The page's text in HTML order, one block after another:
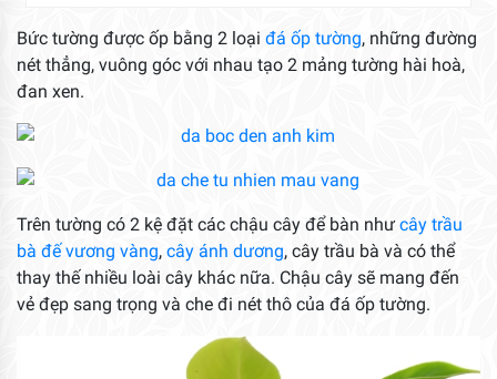
Bức tường được ốp bằng 2 loại đá ốp tường, những đường
nét thẳng, vuông góc với nhau tạo 2 mảng tường hài hoà,
đan xen.
Trên tường có 2 kệ đặt các chậu cây để bàn như cây trầu
bà đế vương vàng, cây ánh dương, cây trầu bà và có thể
thay thế nhiều loài cây khác nữa. Chậu cây sẽ mang đến
vẻ đẹp sang trọng và che đi nét thô của đá ốp tường.